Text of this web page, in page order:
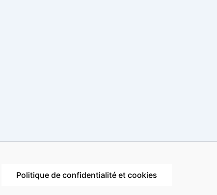
Politique de confidentialité et cookies